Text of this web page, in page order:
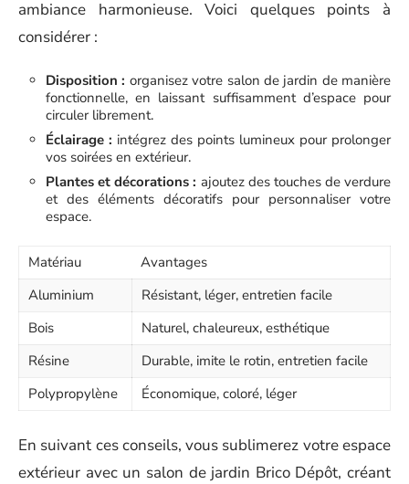
ambiance harmonieuse. Voici quelques points à
considérer :
Disposition : organisez votre salon de jardin de manière
fonctionnelle, en laissant suffisamment d’espace pour
circuler librement.
Éclairage : intégrez des points lumineux pour prolonger
vos soirées en extérieur.
Plantes et décorations : ajoutez des touches de verdure
et des éléments décoratifs pour personnaliser votre
espace.
Matériau
Avantages
Aluminium
Résistant, léger, entretien facile
Bois
Naturel, chaleureux, esthétique
Résine
Durable, imite le rotin, entretien facile
Polypropylène
Économique, coloré, léger
En suivant ces conseils, vous sublimerez votre espace
extérieur avec un salon de jardin Brico Dépôt, créant